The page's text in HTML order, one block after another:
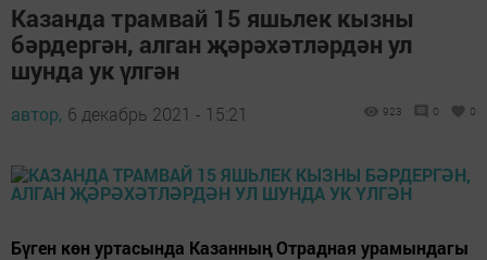
Казанда трамвай 15 яшьлек кызны
бәрдергән, алган җәрәхәтләрдән ул
шунда ук үлгән
автор, 6 декабрь 2021 - 15:21 923 0 0
Бүген көн уртасында Казанның Отрадная урамындагы